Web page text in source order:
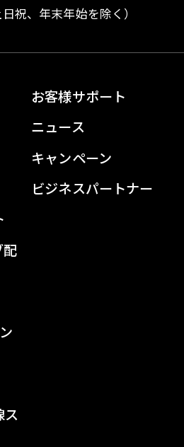
日祝、年末年始を除く）
配
ス
お客様サポート
ニュース
キャンペーン
ビジネスパートナー